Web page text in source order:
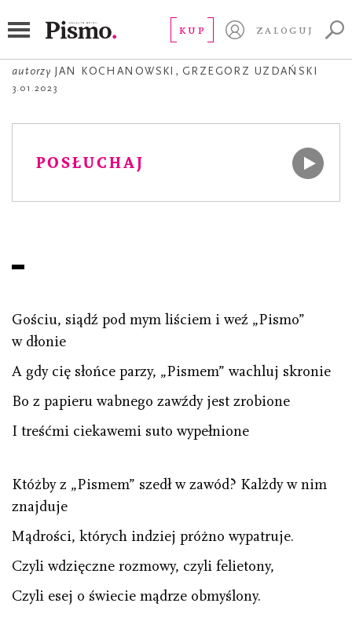
KUP ZALOGUJ
Na Pismo
autorzy JAN KOCHANOWSKI , GRZEGORZ UZDAŃSKI
3.01.2023
POSŁUCHAJ
Gościu, siądź pod mym liściem i weź „Pismo”
w dłonie
A gdy cię słońce parzy, „Pismem” wachluj skronie
Bo z papieru wabnego zawźdy jest zrobione
I treśćmi ciekawemi suto wypełnione
Któżby z „Pismem” szedł w zawód? Kalżdy w nim
znajduje
Mądrości, których indziej próżno wypatruje.
Czyli wdzięczne rozmowy, czyli felietony,
Czyli esej o świecie mądrze obmyślony.